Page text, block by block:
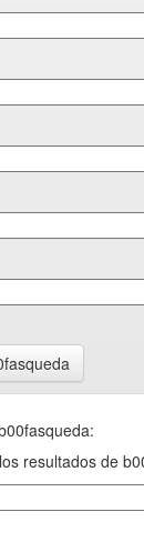
resultados de